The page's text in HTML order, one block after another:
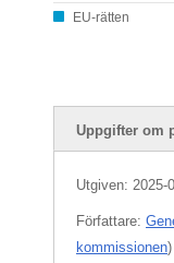
EU-rätten
Uppgifter om
Utgiven: 2025-
Författare:
kommissionen)